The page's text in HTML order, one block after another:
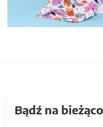
Bądź na